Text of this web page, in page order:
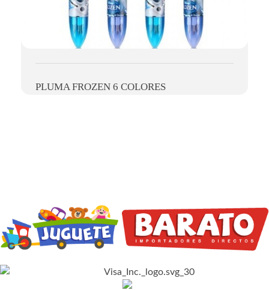
PLUMA FROZEN 6 COLORES